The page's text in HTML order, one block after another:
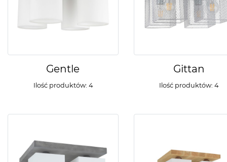
Gentle
Ilość produktów: 4
Gittan
Ilość produktów: 4